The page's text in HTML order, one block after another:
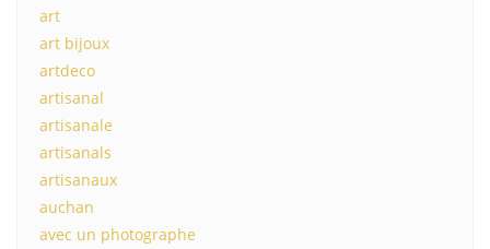
art
art bijoux
artdeco
artisanal
artisanale
artisanals
artisanaux
auchan
avec un photographe